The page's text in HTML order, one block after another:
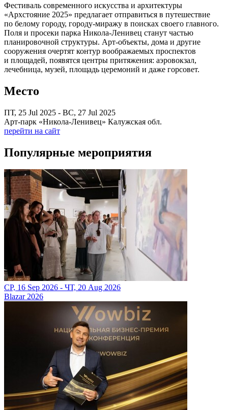
Фестиваль современного искусства и архитектуры
«Архстояние 2025» предлагает отправиться в путешествие
по белому городу, городу-миражу в поисках своего главного.
Поля и просеки парка Никола-Ленивец станут частью
планировочной структуры. Арт-объекты, дома и другие
сооружения очертят контур воображаемых проспектов
и площадей, появятся центры притяжения: аэровокзал,
лечебница, музей, площадь церемоний и даже горсовет.
Место
ПТ, 25 Jul 2025 - ВС, 27 Jul 2025
Арт-парк «Никола-Ленивец» Калужская обл.
перейти на сайт
Популярные мероприятия
СР, 16 Sep 2026 - ЧТ, 20 Aug 2026
Blazar 2026